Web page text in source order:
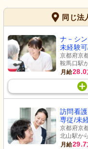
同じ法
ナ－シ
未経験
京都府京
鞍馬口駅
月給28.0
訪問看
専従/未
京都府京
北山駅か
月給29.7